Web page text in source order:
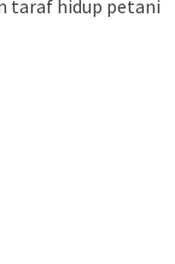
taraf hidup petani